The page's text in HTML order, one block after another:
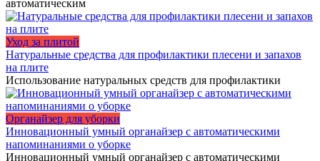
автоматическим
Уход за плитой
Натуральные средства для профилактики плесени и запахов
на плите
Использование натуральных средств для профилактики
Органайзер для уборки
Инновационный умный органайзер с автоматическими
напоминаниями о уборке
Инновационный умный органайзер с автоматическими